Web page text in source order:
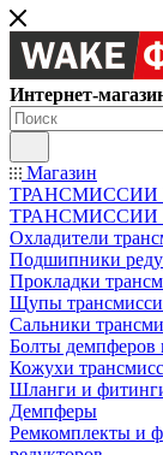
Интернет-
Магазин
ТРАНСМИССИИ
ТРАНСМИССИИ
Охладители
Подшипники
Прокладки
Щупы
Сальники
Болты демпферов
Кожухи
Шланги и
Демпферы
Ремкомплекты и